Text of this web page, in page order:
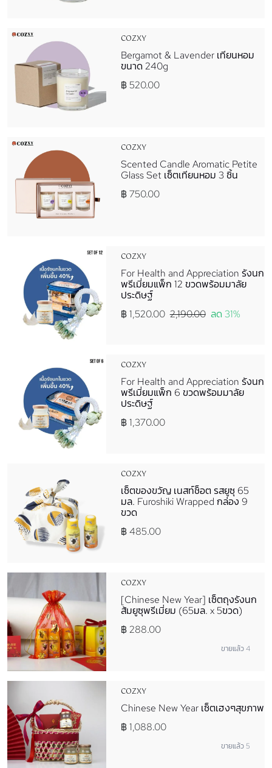
COZXY
Bergamot & Lavender เทียนหอม
ขนาด 240g
฿ 520.00
COZXY
Scented Candle Aromatic Petite
Glass Set เซ็ตเทียนหอม 3 ชิ้น
฿ 750.00
COZXY
For Health and Appreciation รังนก
พรีเมี่ยมแพ็ก 12 ขวดพร้อมมาลัย
ประดิษฐ์
฿ 1,520.00 2,190.00 ลด 31%
COZXY
For Health and Appreciation รังนก
พรีเมี่ยมแพ็ก 6 ขวดพร้อมมาลัย
ประดิษฐ์
฿ 1,370.00
COZXY
เซ็ตของขวัญ เนสท์ช็อต รสยูซุ 65
มล. Furoshiki Wrapped กล่อง 9
ขวด
฿ 485.00
COZXY
[Chinese New Year] เซ็ตถุงรังนก
ส้มยูซุพรีเมี่ยม (65มล. x 5ขวด)
฿ 288.00
ขายแล้ว 4
COZXY
Chinese New Year เซ็ตเฮงๆสุขภาพ
฿ 1,088.00
ขายแล้ว 5